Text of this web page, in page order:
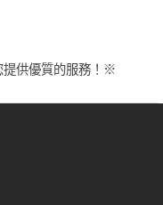
提供優質的服務！※